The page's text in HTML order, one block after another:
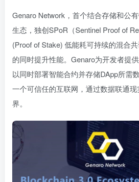
Genaro Network，首个结合存储和公
生态，独创SPoR（Sentinel Proof of
(Proof of Stake) 低能耗可持续的混合
的同时提升性能。Genaro为开发者提
以同时部署智能合约并存储DApp所需
一个可信任的互联网，通过数据联通
界。